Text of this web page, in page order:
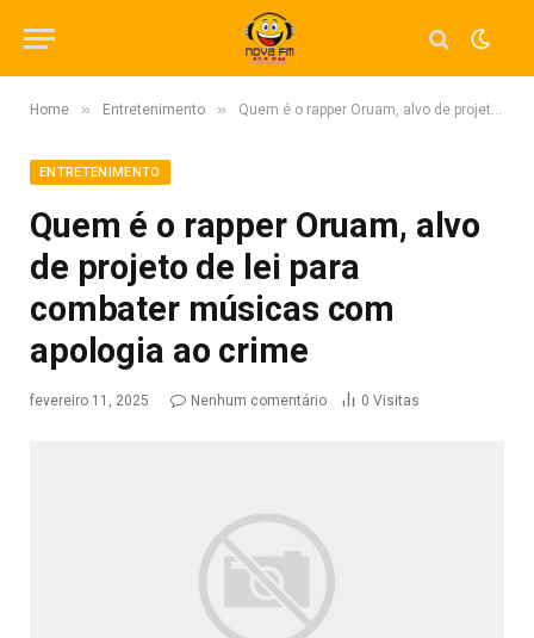
Home » Entretenimento » Quem é o rapper Oruam, alvo de projeto de lei para combater músicas com apologia ao crime
ENTRETENIMENTO
Quem é o rapper Oruam, alvo
de projeto de lei para
combater músicas com
apologia ao crime
fevereiro 11, 2025 Nenhum comentário 0 Visitas